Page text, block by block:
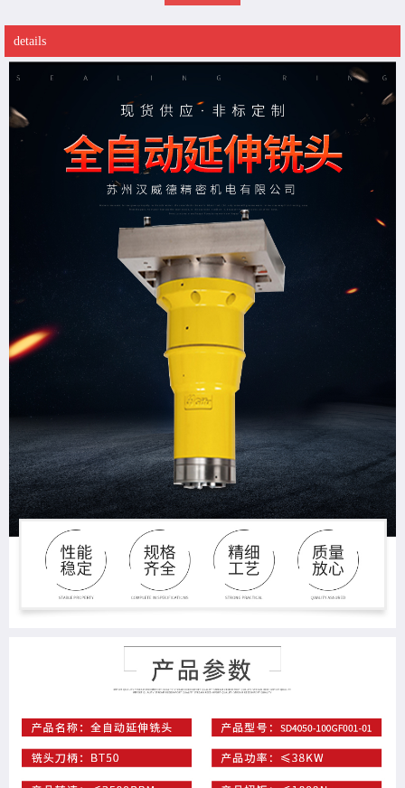
details